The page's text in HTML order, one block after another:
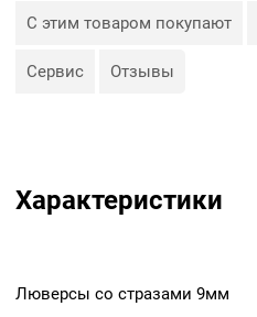
С этим товаром покупают
Сервис Отзывы
Характеристики
Люверсы со стразами 9мм